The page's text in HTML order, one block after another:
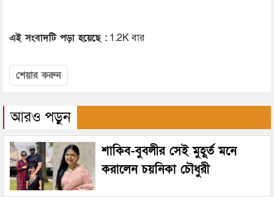
এই সংবাদটি পড়া হয়েছে : 1.2K বার
শেয়ার করুন
আরও পড়ুন
শাকিব-বুবলীর সেই মুহূর্ত মনে
করালেন চয়নিকা চৌধুরী